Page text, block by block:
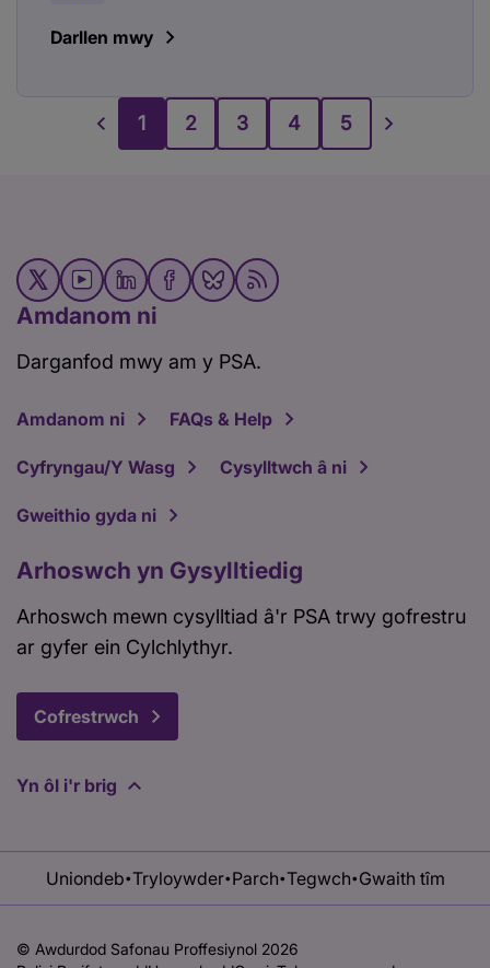
Darllen mwy
1 2 3 4 5
Amdanom ni
Darganfod mwy am y PSA.
Amdanom ni FAQs & Help
Cyfryngau/Y Wasg Cysylltwch â ni
Gweithio gyda ni
Arhoswch yn Gysylltiedig
Arhoswch mewn cysylltiad â'r PSA trwy gofrestru
ar gyfer ein Cylchlythyr.
Cofrestrwch
Yn ôl i'r brig
Uniondeb•Tryloywder• Parch•Tegwch• Gwaith tîm
© Awdurdod Safonau Proffesiynol 2026